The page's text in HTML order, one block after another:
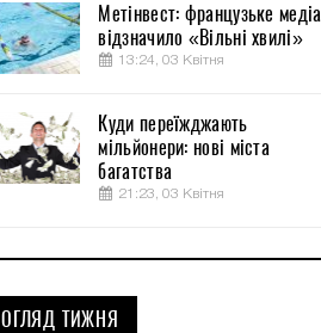
Метінвест: французьке медіа
відзначило «Вільні хвилі»
13:24, 03 Квітня
Куди переїжджають
мільйонери: нові міста
багатства
21:23, 03 Квітня
ОГЛЯД ТИЖНЯ